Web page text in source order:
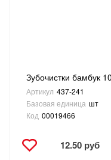
СТРОИТЕЛЬНЫЕ И
ТОВАРЫ ДЛЯ АВТО
ТОВАРЫ ДЛЯ ДОМА
Зубочистки бамбук
Артикул 437-241
Базовая единица шт
Код 00019466
12.50 руб